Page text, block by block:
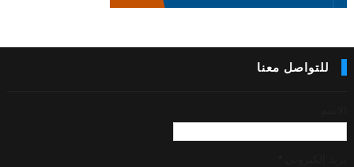
للتواصل معنا